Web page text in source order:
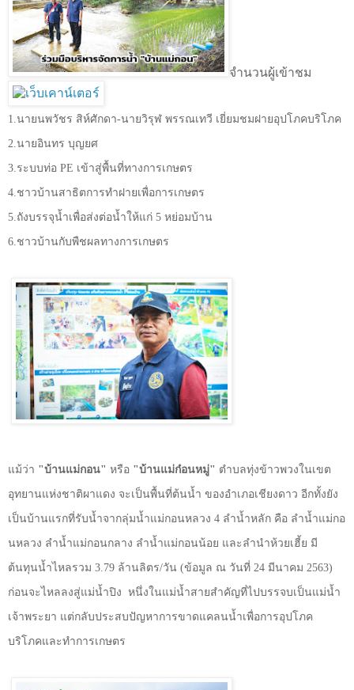
จำนวนผู้เข้าชม
1. นายนพวัชร สิห์ศักดา-นายวิรุฬ พรรณเทวี เยี่ยมชมฝายอุปโภคบริโภค
2. นายอินทร บุญยศ
3. ระบบท่อ PE เข้าสู่พื้นที่ทางการเกษตร
4. ชาวบ้านสาธิตการทำฝายเพื่อการเกษตร
5. ถังบรรจุน้ำเพื่อส่งต่อน้ำให้แก่ 5 หย่อมบ้าน
6. ชาวบ้านกับพืชผลทางการเกษตร
แม้ว่า "บ้านแม่กอน" หรือ "บ้านแม่ก๋อนหมู่" ตำบลทุ่งข้าวพวงในเขต
อุทยานแห่งชาติผาแดง จะเป็นพื้นที่ต้นน้ำ ของอำเภอเชียงดาว อีกทั้งยัง
เป็นบ้านแรกที่รับน้ำจากลุ่มน้ำแม่กอนหลวง 4 ลำน้ำหลัก คือ ลำน้ำแม่กอ
นหลวง ลำน้ำแม่กอนกลาง ลำน้ำแม่กอนน้อย และลำนำห้วยเฮี้ย มี
ต้นทุนน้ำไหลรวม 3.79 ล้านลิตร/วัน (ข้อมูล ณ วันที่ 24 มีนาคม 2563)
ก่อนจะไหลลงสู่แม่น้ำปิง หนึ่งในแม่น้ำสายสำคัญที่ไปบรรจบเป็นแม่น้ำ
เจ้าพระยา แต่กลับประสบปัญหาการขาดแคลนน้ำเพื่อการอุปโภค
บริโภคและทำการเกษตร